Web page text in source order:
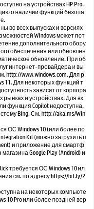
на устройствах HP Pro,
о наличии функций безопа
во всех выпусках и версиях
Windows может пот
дополнительного обору
обеспечения или обновлен
обновление. При об
интернет-провайдера и вы
www.windows.com. Для р
11. Для некоторых функций т
зависят от корпора
рынках и устройствах. Для вх
функция Copilot недоступна,
Bing. См. http://aka.ms/Win
ОС Windows 10 (или более по
Kit (можно загрузить п
и приложение для смартф
магазина Google Play (Android) и
требуется ОС Windows 10 ил
см. по адресу https://bit.ly/2
на некоторых компьюте
10 Pro или более поздней вер